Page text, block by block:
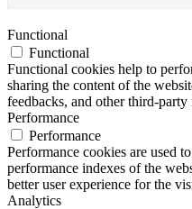
Functional
Functional
Functional cookies help to
sharing the content of the
feedbacks, and other third-party
Performance
Performance
Performance cookies are used
performance indexes of the
better user experience for the
Analytics